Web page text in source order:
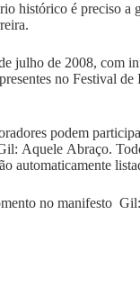
histórico é preciso
julho de 2008, com
no Festival
podem
Aquele Abraço.
automaticamente
no manifesto